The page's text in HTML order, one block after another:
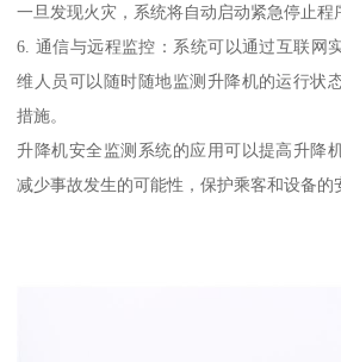
一旦发现火灾，系统将自动启动紧急停止程
6. 通信与远程监控：系统可以通过互联网
维人员可以随时随地监测升降机的运行状
措施。
升降机安全监测系统的应用可以提高升降
减少事故发生的可能性，保护乘客和设备的